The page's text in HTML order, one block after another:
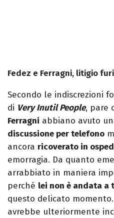
Fedez e Ferragni, litigio
Secondo le indiscrezioni
di Very Inutil People, pare
Ferragni abbiano avuto
discussione per telefono
ancora ricoverato in
emorragia. Da quanto
arrabbiato in maniera
perché lei non è andata a
questo delicato
avrebbe ulteriormente